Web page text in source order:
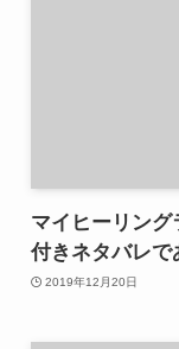
マイヒーリン
付きネタバレで
2019年12月20日